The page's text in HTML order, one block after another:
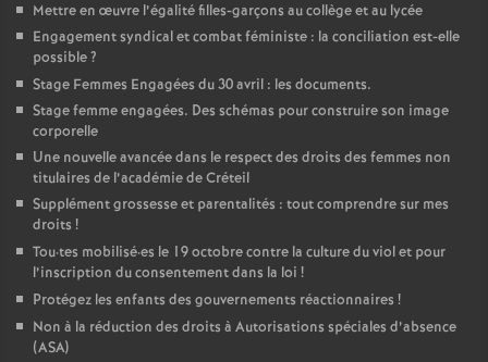
Mettre en œuvre l’égalité filles-garçons au collège et au lycée
Engagement syndical et combat féministe : la conciliation est-elle
possible?
Stage Femmes Engagées du 30 avril : les documents.
Stage femme engagées. Des schémas pour construire son image
corporelle
Une nouvelle avancée dans le respect des droits des femmes non
titulaires de l’académie de Créteil
Supplément grossesse et parentalités : tout comprendre sur mes
droits !
Tou·tes mobilisé·es le 19 octobre contre la culture du viol et pour
l’inscription du consentement dans la loi !
Protégez les enfants des gouvernements réactionnaires !
Non à la réduction des droits à Autorisations spéciales d’absence
(ASA)